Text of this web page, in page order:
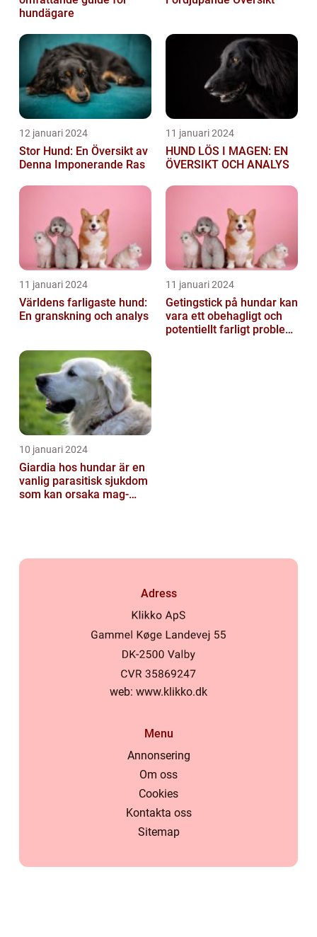
hundägare
12 januari 2024
Stor Hund: En Översikt av
Denna Imponerande Ras
11 januari 2024
HUND LÖS I MAGEN: EN
ÖVERSIKT OCH ANALYS
11 januari 2024
Världens farligaste hund:
En granskning och analys
11 januari 2024
Getingstick på hundar kan
vara ett obehagligt och
potentiellt farligt problem
10 januari 2024
Giardia hos hundar är en
vanlig parasitisk sjukdom
som kan orsaka mag-
Adress
web: www.klikko.dk
Menu
Annonsering
Om oss
Cookies
Kontakta oss
Sitemap